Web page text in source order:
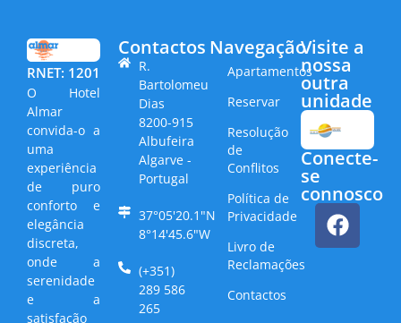
RNET: 1201
O Hotel
Almar
convida-o a
uma
experiência
de puro
conforto e
elegância
discreta,
onde a
serenidade
e a
satisfação
Contactos
R.
Bartolomeu
Dias
8200-915
Albufeira
Algarve -
Portugal
37°05'20.1"N
8°14'45.6"W
(+351)
289 586
265
Navegação
Apartamentos
Reservar
Resolução
de
Conflitos
Política de
Privacidade
Livro de
Reclamações
Contactos
Visite a
nossa
outra
unidade
Conecte-
se
connosco